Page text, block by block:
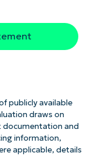
publicly available
draws on
documentation and
information,
applicable, details